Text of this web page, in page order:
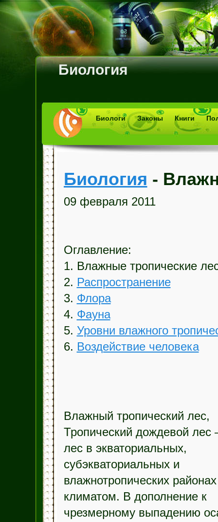
Биология
Биологи Законы Книги
Биология -
09 февраля 2011
Оглавление:
1. Влажные тропические
2. Распространение
3. Флора
4. Фауна
5. Уровни влажного
6. Воздействие человека
Влажный тропический лес,
Тропический дождевой
лес в экваториальных,
субэкваториальных и
влажнотропических
климатом. В дополнение к
чрезмерному выпадению